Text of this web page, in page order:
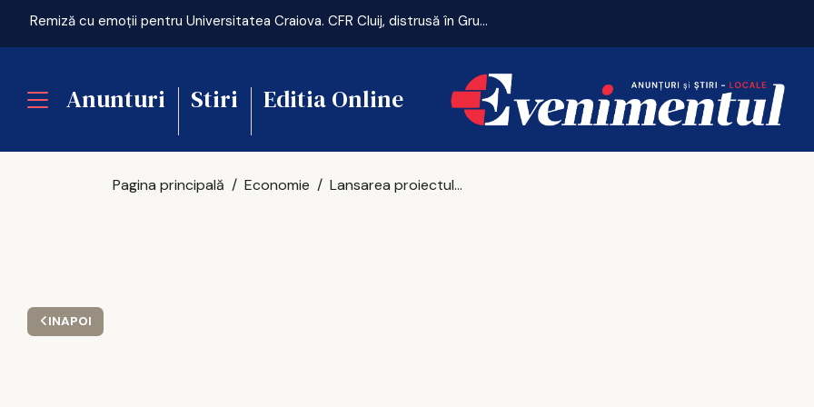
Remiză cu emoții pentru Universitatea Craiova. CFR Cluij, distrusă în Gruia!
Anunturi Stiri Editia Online
INAPOI
Pagina principală Economie Lansarea proiectului ”Skills Activator”